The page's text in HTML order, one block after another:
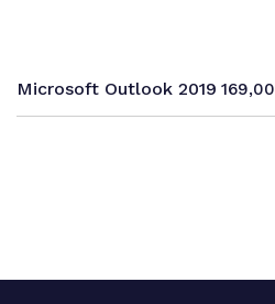
Microsoft Outlook 2019 169,00